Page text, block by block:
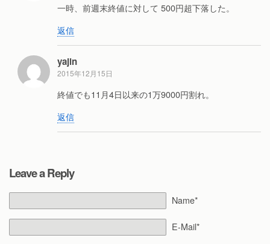
一時、前週末終値に対して 500円超下落した。
返信
yajin
2015年12月15日
終値でも11月4日以来の1万9000円割れ。
返信
Leave a Reply
Name*
E-Mail*